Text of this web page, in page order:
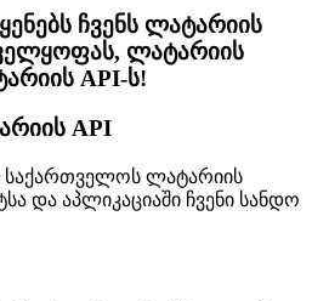
ჩვენს ლატარიის
ლატარიის
API-ს!
API
საქართველოს ლატარიის
და აპლიკაციაში ჩვენი სანდო